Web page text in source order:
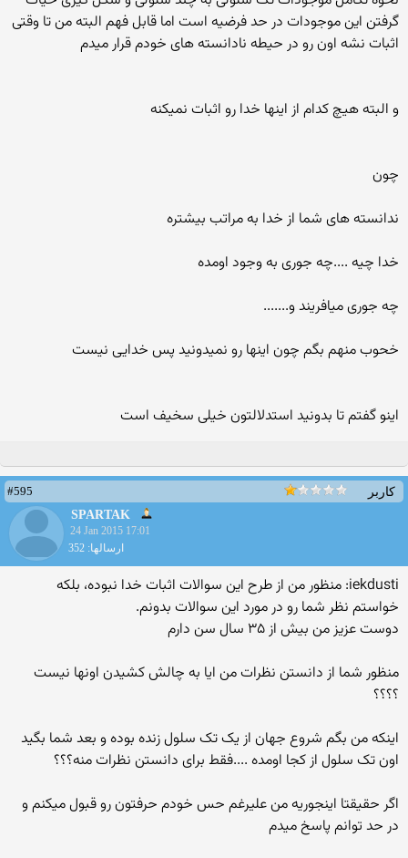
گرفتن این موجودات در حد فرضیه است اما قابل فهم البته من تا وقتی
اثبات نشه اون رو در حیطه نادانسته های خودم قرار میدم
و البته هیچ کدام از اینها خدا رو اثبات نمیکنه
چون
ندانسته های شما از خدا به مراتب بیشتره
خدا چیه ....چه جوری به وجود اومده
چه جوری میافریند و.......
خحوب منهم بگم چون اینها رو نمیدونید پس خدایی نیست
اینو گفتم تا بدونید استدلالتون خیلی سخیف است
کاربر
#595
SPARTAK
24 Jan 2015 17:01
ارسالها: 352
iekdusti: منظور من از طرح این سوالات اثبات خدا نبوده، بلکه
خواستم نظر شما رو در مورد این سوالات بدونم.
دوست عزیز من بیش از ۳۵ سال سن دارم
منظور شما از دانستن نظرات من ایا به چالش کشیدن اونها نیست
؟؟؟؟
اینکه من بگم شروع جهان از یک تک سلول زنده بوده و بعد شما بگید
اون تک سلول از کجا اومده ....فقط برای دانستن نظرات منه؟؟؟
اگر حقیقتا اینجوریه من علیرغم حس خودم حرفتون رو قبول میکنم و
در حد توانم پاسخ میدم